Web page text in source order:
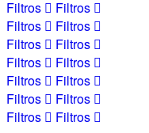
Filtros
Filtros
Filtros
Filtros
Filtros
Filtros
Filtros
Filtros
Filtros
Filtros
Filtros
Filtros
Filtros
Filtros